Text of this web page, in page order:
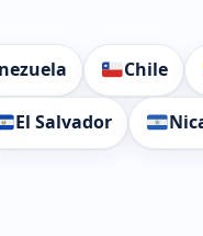
Chile
El Salvador